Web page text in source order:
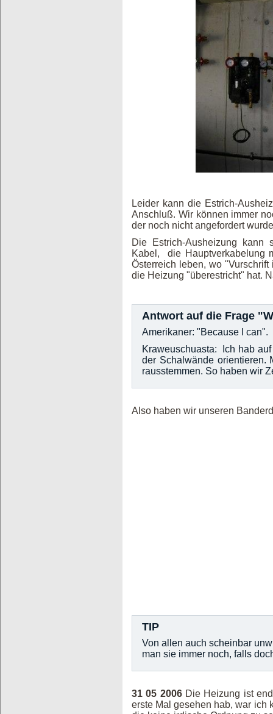
Leider kann die Estrich-
Anschluß. Wir können immer
der noch nicht angefordert
Die Estrich-Ausheizung
Kabel, die Hauptverkabelung
Österreich leben, wo
die Heizung "überestricht" hat.
Antwort auf die Frage
Amerikaner: "Because I can".
Kraweuschuasta: Ich hab
der Schalwände orientieren.
rausstemmen. So haben wir
Also haben wir unseren
TIP
Von allen auch scheinbar
man sie immer noch, falls
31 05 2006Die Heizung ist
erste Mal gesehen hab, war ich